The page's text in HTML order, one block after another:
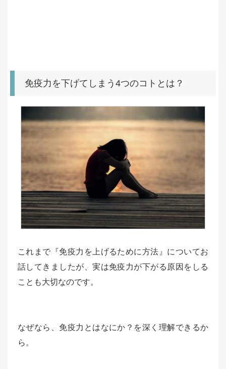
免疫力を下げてしまう4つのコトとは？
これまで『免疫力を上げるために方法』についてお
話してきましたが、実は免疫力が下がる原因をしる
ことも大切なのです。
なぜなら、免疫力とはなにか？を深く理解できるか
ら。